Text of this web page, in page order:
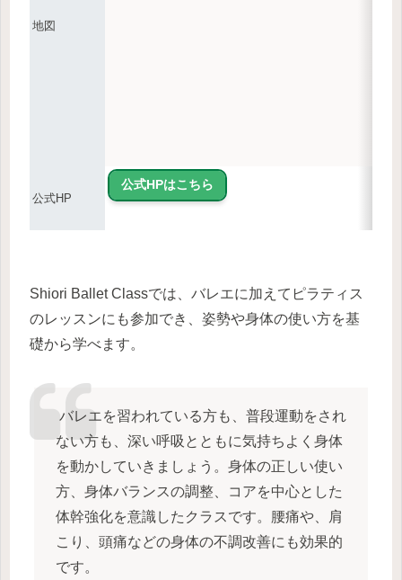
地図
公式HP
公式HPはこちら
Shiori Ballet Classでは、バレエに加えてピラティス
のレッスンにも参加でき、姿勢や身体の使い方を基
礎から学べます。
バレエを習われている方も、普段運動をされ
ない方も、深い呼吸とともに気持ちよく身体
を動かしていきましょう。身体の正しい使い
方、身体バランスの調整、コアを中心とした
体幹強化を意識したクラスです。腰痛や、肩
こり、頭痛などの身体の不調改善にも効果的
です。